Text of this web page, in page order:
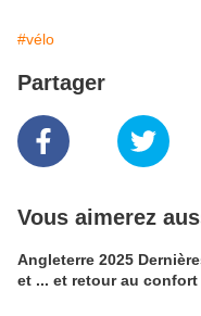
#vélo
Partager
Vous aimerez
Angleterre 2025
et ... et retour au confort